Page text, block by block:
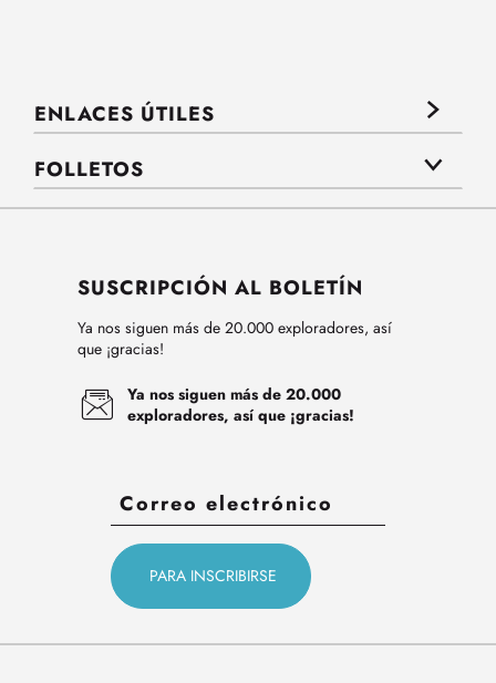
ENLACES ÚTILES
FOLLETOS
SUSCRIPCIÓN AL BOLETÍN
Ya nos siguen más de 20.000 exploradores, así
que ¡gracias!
Ya nos siguen más de 20.000
exploradores, así que ¡gracias!